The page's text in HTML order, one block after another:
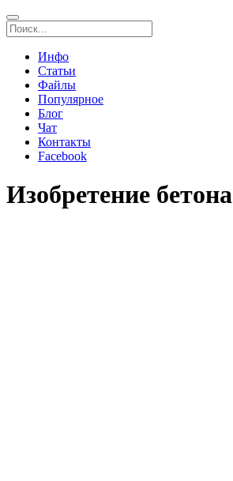
Инфо
Статьи
Файлы
Популярное
Блог
Чат
Контакты
Facebook
Изобретение бетона